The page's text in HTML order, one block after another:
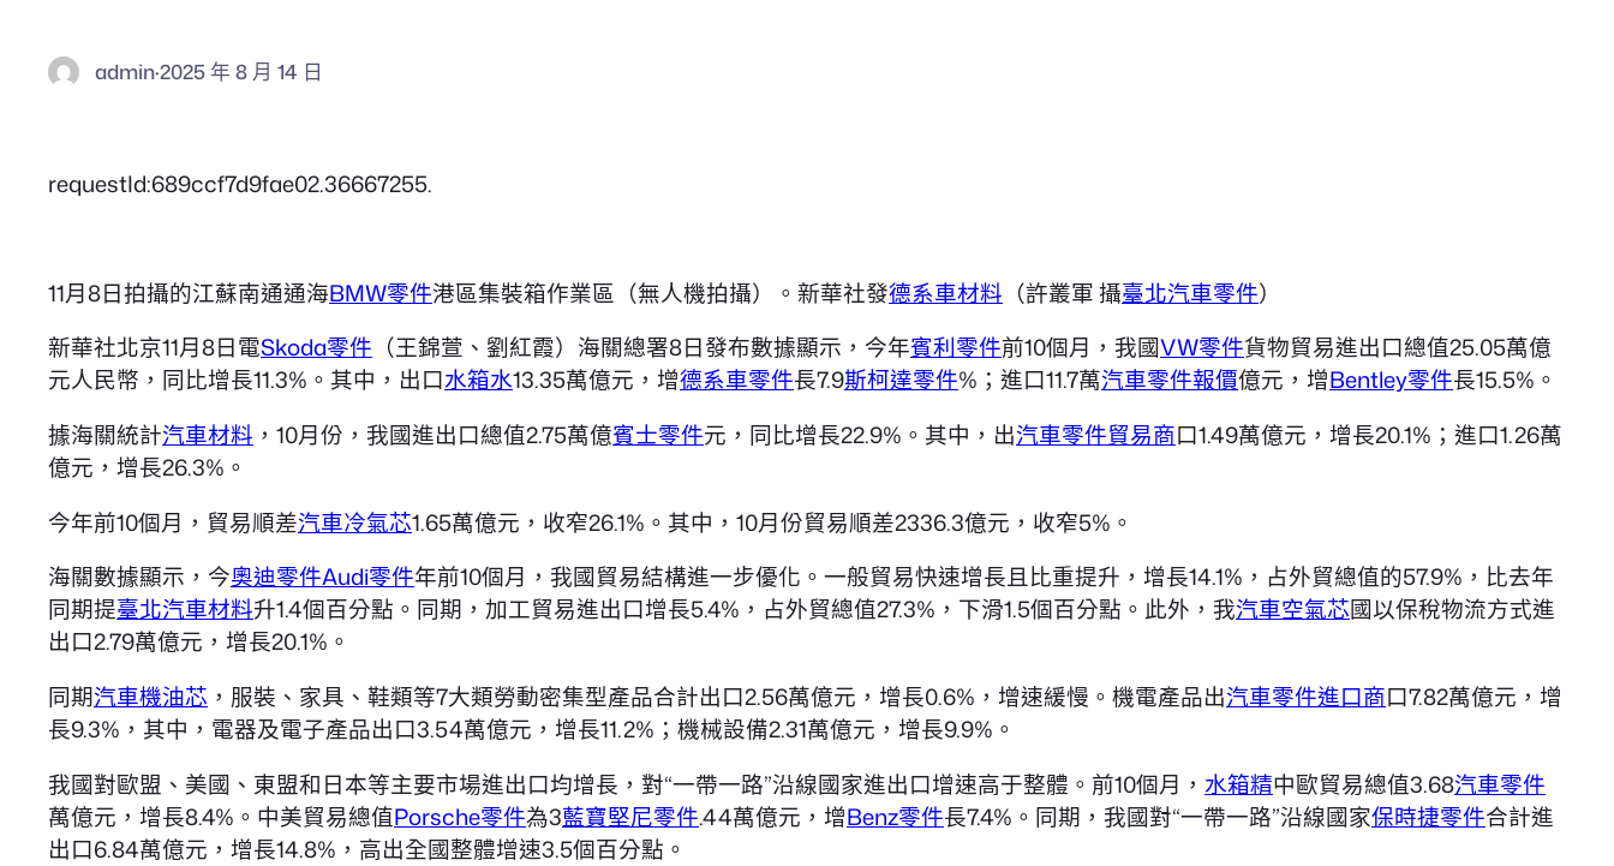
admin·2025 年 8 月 14 日
requestId:689ccf7d9fae02.36667255.
11月8日拍攝的江蘇南通通海BMW零件港區集裝箱作業區（無人機拍攝）。新華社發德系車材料 （許叢軍 攝臺北汽車零件）
新華社北京11月8日電Skoda零件 （王錦萱、劉紅霞）海關總署8日發布數據顯示，今年賓利零件前10個月，我國VW零件貨物貿易進出口總值25.05萬億
元人民幣，同比增長11.3%。其中，出口水箱水13.35萬億元，增德系車零件長7.9斯柯達零件%；進口11.7萬汽車零件報價億元，增Bentley零件長15.5%。
據海關統計汽車材料 ，10月份，我國進出口總值2.75萬億賓士零件元，同比增長22.9%。其中，出汽車零件貿易商口1.49萬億元，增長20.1%；進口1.26萬
億元，增長26.3%。
今年前10個月，貿易順差汽車冷氣芯1.65萬億元，收窄26.1%。其中，10月份貿易順差2336.3億元，收窄5%。
海關數據顯示，今奧迪零件Audi零件年前10個月，我國貿易結構進一步優化。一般貿易快速增長且比重提升，增長14.1%，占外貿總值的57.9%，比去年
同期提臺北汽車材料升1.4個百分點。同期，加工貿易進出口增長5.4%，占外貿總值27.3%，下滑1.5個百分點。此外，我汽車空氣芯國以保稅物流方式進
出口2.79萬億元，增長20.1%。
同期汽車機油芯 ，服裝、家具、鞋類等7大類勞動密集型產品合計出口2.56萬億元，增長0.6%，增速緩慢。機電產品出汽車零件進口商口7.82萬億元，增
長9.3%，其中，電器及電子產品出口3.54萬億元，增長11.2%；機械設備2.31萬億元，增長9.9%。
我國對歐盟、美國、東盟和日本等主要市場進出口均增長，對“一帶一路”沿線國家進出口增速高于整體。前10個月， 水箱精中歐貿易總值3.68汽車零件
萬億元，增長8.4%。中美貿易總值Porsche零件為3藍寶堅尼零件.44萬億元，增Benz零件長7.4%。同期，我國對“一帶一路”沿線國家保時捷零件合計進
出口6.84萬億元，增長14.8%，高出全國整體增速3.5個百分點。